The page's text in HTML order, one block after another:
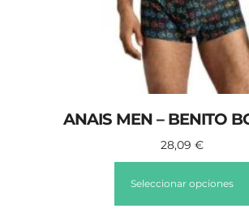
ANAIS MEN – BENITO
28,09 €
Seleccionar opciones